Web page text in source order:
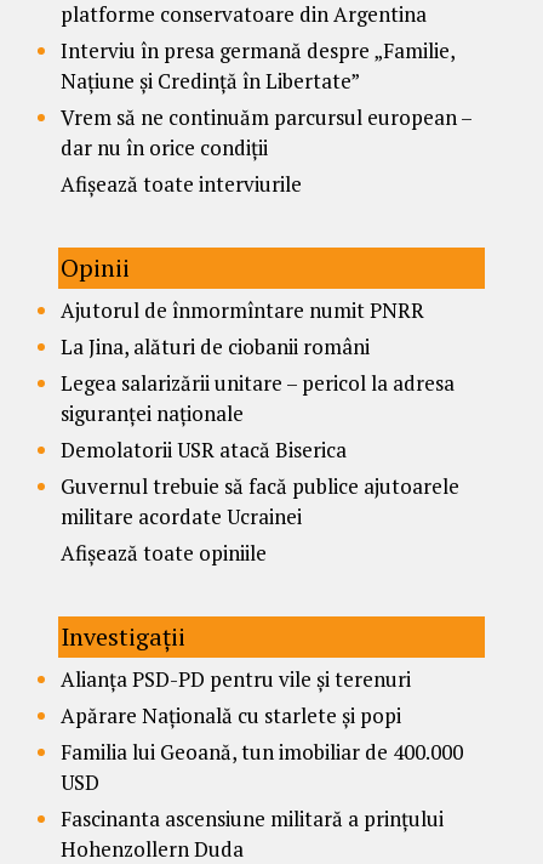
platforme conservatoare din Argentina
Interviu în presa germană despre „Familie,
Națiune și Credință în Libertate”
Vrem să ne continuăm parcursul european –
dar nu în orice condiții
Afișează toate interviurile
Opinii
Ajutorul de înmormîntare numit PNRR
La Jina, alături de ciobanii români
Legea salarizării unitare – pericol la adresa
siguranței naționale
Demolatorii USR atacă Biserica
Guvernul trebuie să facă publice ajutoarele
militare acordate Ucrainei
Afișează toate opiniile
Investigații
Alianța PSD-PD pentru vile și terenuri
Apărare Națională cu starlete și popi
Familia lui Geoană, tun imobiliar de 400.000
USD
Fascinanta ascensiune militară a prințului
Hohenzollern Duda